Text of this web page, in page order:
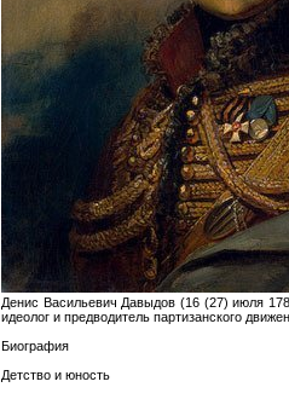
Денис Васильевич Давыдов (16 (27) июля
идеолог и предводитель партизанского
Биография
Детство и юность